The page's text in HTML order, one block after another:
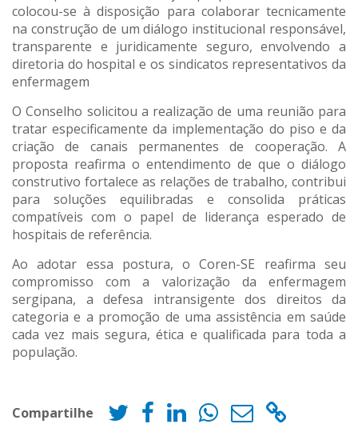
colocou-se à disposição para colaborar tecnicamente
na construção de um diálogo institucional responsável,
transparente e juridicamente seguro, envolvendo a
diretoria do hospital e os sindicatos representativos da
enfermagem
O Conselho solicitou a realização de uma reunião para
tratar especificamente da implementação do piso e da
criação de canais permanentes de cooperação. A
proposta reafirma o entendimento de que o diálogo
construtivo fortalece as relações de trabalho, contribui
para soluções equilibradas e consolida práticas
compatíveis com o papel de liderança esperado de
hospitais de referência.
Ao adotar essa postura, o Coren-SE reafirma seu
compromisso com a valorização da enfermagem
sergipana, a defesa intransigente dos direitos da
categoria e a promoção de uma assistência em saúde
cada vez mais segura, ética e qualificada para toda a
população.
Compartilhe